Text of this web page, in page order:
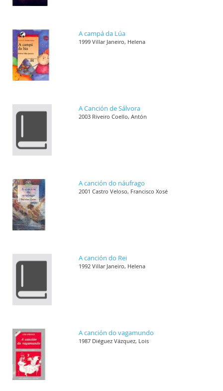
A campá da Lúa
1999 Villar Janeiro, Helena
A Canción de Sálvora
2003 Riveiro Coello, Antón
A canción do náufrago
2001 Castro Veloso, Francisco Xosé
A canción do Rei
1992 Villar Janeiro, Helena
A canción do vagamundo
1987 Diéguez Vázquez, Lois